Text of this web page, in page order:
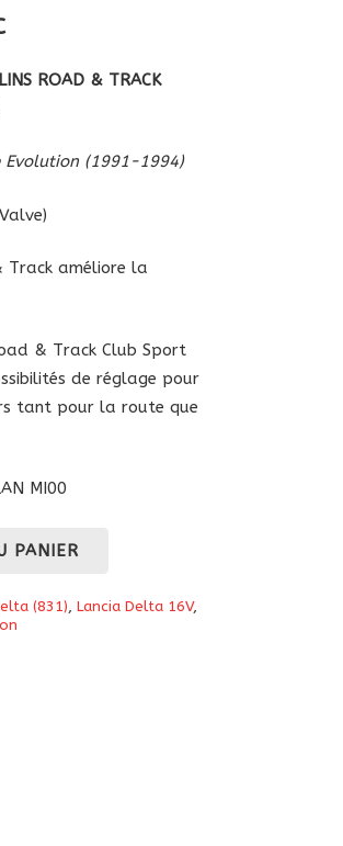
ROAD & TRACK
Evolution (1991-1994)
Track améliore la
& Track Club Sport
de réglage pour
tant pour la route que
MI00
PANIER
(831),Lancia Delta 16V,